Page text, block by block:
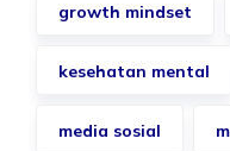
growth mindset
kesehatan mental
media sosial